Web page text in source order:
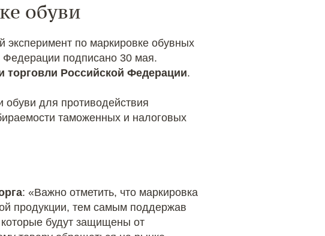
обуви
эксперимент по маркировке обувных
Федерации подписано 30 мая.
Российской Федерации.
обуви для противодействия
таможенных и налоговых
: «Важно отметить, что маркировка
продукции, тем самым поддержав
будут защищены от